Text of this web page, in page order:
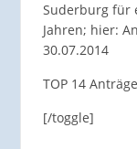
Suderburg für
Jahren; hier:
30.07.2014
TOP 14
[/toggle]